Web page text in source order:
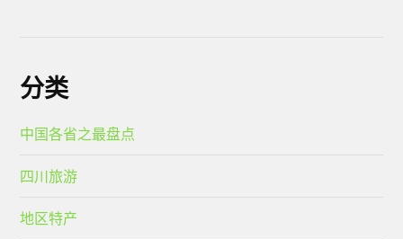
分类
中国各省之最盘点
四川旅游
地区特产